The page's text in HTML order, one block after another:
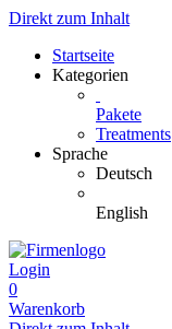
Direkt zum Inhalt
Startseite
Kategorien
Pakete
Treatments
Sprache
Deutsch
English
Login
0
Warenkorb